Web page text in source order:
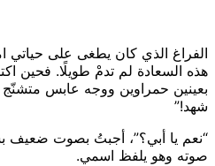
الفراغ الذي كان يطغى على حياتي
هذه السعادة لم تدمْ طويلًا. فحين
بعينين حمراوين ووجه عابس
شهد!”
“نعم يا أبي؟”، أجبتُ بصوت ضعيف
صوته وهو يلفظ اسمي.